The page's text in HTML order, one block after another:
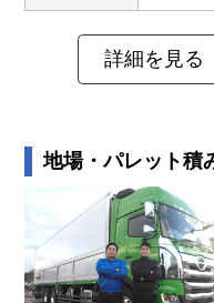
詳細を見る
地場・パレット積